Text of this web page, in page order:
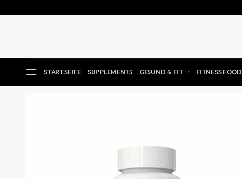
STARTSEITE SUPPLEMENTS GESUND & FIT FITNESS FOOD